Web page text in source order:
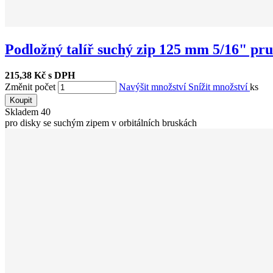
Podložný talíř suchý zip 125 mm 5/16"
215,38 Kč s DPH
Změnit počet
Navýšit množství Snížit množstvíks
Koupit
Skladem 40
pro disky se suchým zipem v orbitálních bruskách